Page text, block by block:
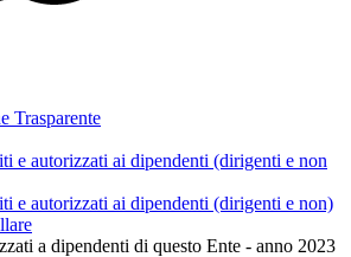
Trasparente
e autorizzati ai dipendenti (dirigenti e non
e autorizzati ai dipendenti (dirigenti e non)
a dipendenti di questo Ente - anno 2023